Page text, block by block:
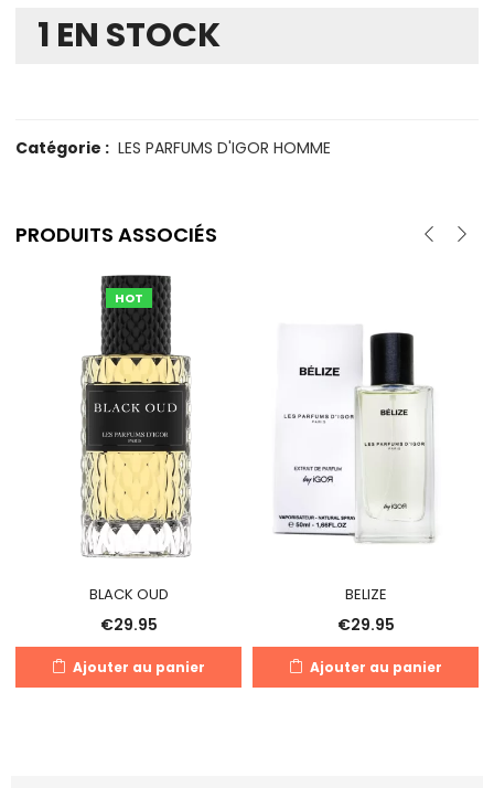
1 EN STOCK
Catégorie : LES PARFUMS D'IGOR HOMME
PRODUITS ASSOCIÉS
HOT
BLACK OUD
€29.95
Ajouter au panier
BELIZE
€29.95
Ajouter au panier